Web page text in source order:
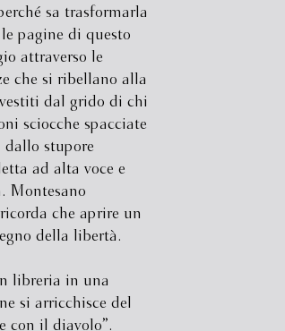
sa trasformarla
pagine di questo
attraverso le
che si ribellano alla
dal grido di chi
sciocche spacciate
dallo stupore
ad alta voce e
Montesano
che aprire un
della libertà.
libreria in una
si arricchisce del
con il diavolo”.